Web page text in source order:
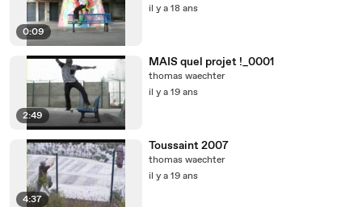
0:09
il y a 18 ans
2:49
MAIS quel projet !_0001
thomas waechter
il y a 19 ans
4:37
Toussaint 2007
thomas waechter
il y a 19 ans